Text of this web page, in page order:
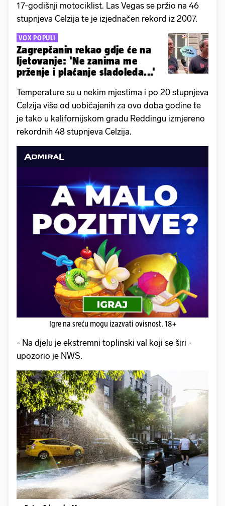
17-godišnji motociklist. Las Vegas se pržio na 46
stupnjeva Celzija te je izjednačen rekord iz 2007.
VOX POPULI
Zagrepčanin rekao gdje će na
ljetovanje: 'Ne zanima me
prženje i plaćanje sladoleda...'
Temperature su u nekim mjestima i po 20 stupnjeva
Celzija više od uobičajenih za ovo doba godine te
je tako u kalifornijskom gradu Reddingu izmjereno
rekordnih 48 stupnjeva Celzija.
Igre na sreću mogu izazvati ovisnost. 18+
- Na djelu je ekstremni toplinski val koji se širi -
upozorio je NWS.